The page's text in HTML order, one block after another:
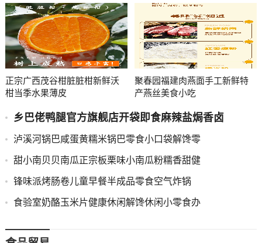
正宗广西茂谷柑脏脏柑新鲜沃
柑当季水果薄皮
聚春园福建肉燕面手工新鲜特
产燕丝美食小吃
乡巴佬鸭腿官方旗舰店开袋即食麻辣盐焗香卤
泸溪河锅巴咸蛋黄糯米锅巴零食小口袋解馋零
甜小南贝贝南瓜正宗板栗味小南瓜粉糯香甜健
锋味派烤肠卷儿童早餐半成品零食空气炸锅
食验室奶酪玉米片健康休闲解馋休闲小零食办